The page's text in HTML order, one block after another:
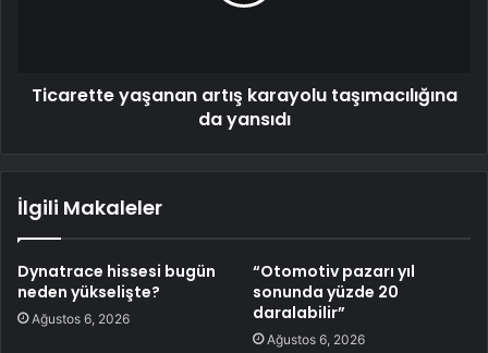
Ticarette yaşanan artış karayolu taşımacılığına
da yansıdı
İlgili Makaleler
Dynatrace hissesi bugün
neden yükselişte?
Ağustos 6, 2026
“Otomotiv pazarı yıl
sonunda yüzde 20
daralabilir”
Ağustos 6, 2026